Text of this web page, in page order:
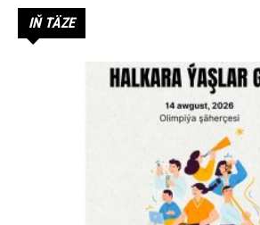
IŇ TÄZE